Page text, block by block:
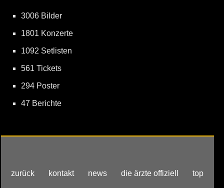
3006 Bilder
1801 Konzerte
1092 Setlisten
561 Tickets
294 Poster
47 Berichte
zurück kontakt news die ärzte offiziell top